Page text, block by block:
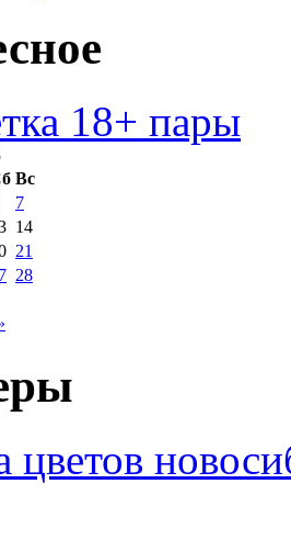
18+ пары
Вс
7
14
21
28
цветов